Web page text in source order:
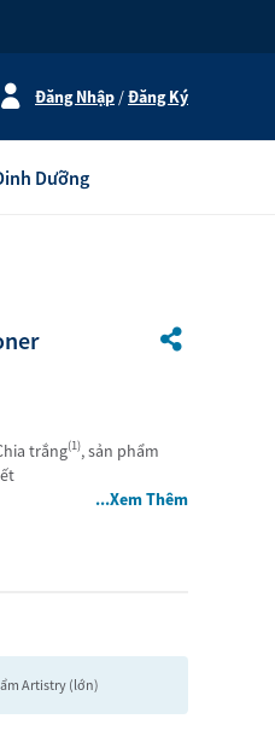
Đăng Nhập /Đăng Ký
Dưỡng
trắng(1), sản phẩm
...Xem Thêm
Artistry (lớn)